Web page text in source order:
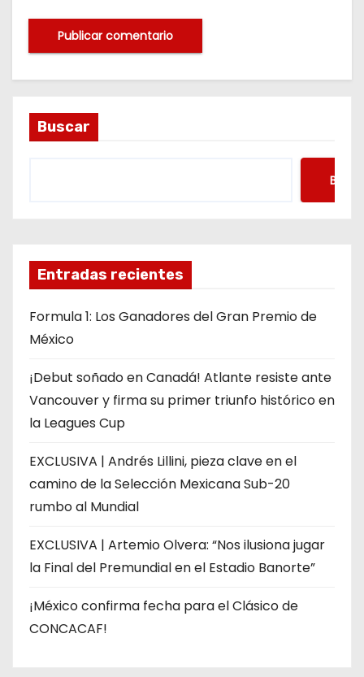
Buscar
Entradas recientes
Formula 1: Los Ganadores del Gran Premio de
México
¡Debut soñado en Canadá! Atlante resiste ante
Vancouver y firma su primer triunfo histórico en
la Leagues Cup
EXCLUSIVA | Andrés Lillini, pieza clave en el
camino de la Selección Mexicana Sub-20
rumbo al Mundial
EXCLUSIVA | Artemio Olvera: “Nos ilusiona jugar
la Final del Premundial en el Estadio Banorte”
¡México confirma fecha para el Clásico de
CONCACAF!